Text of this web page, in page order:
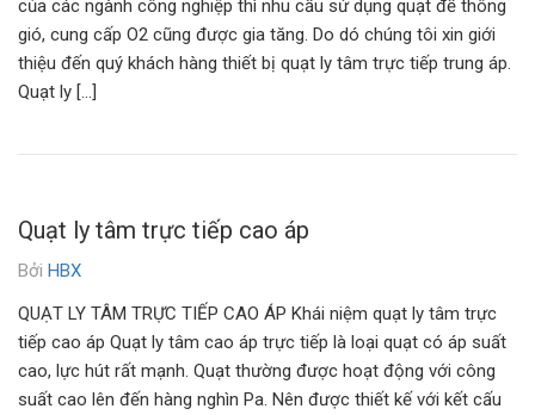
của các ngành công nghiệp thì nhu cầu sử dụng quạt để thông
gió, cung cấp O2 cũng được gia tăng. Do dó chúng tôi xin giới
thiệu đến quý khách hàng thiết bị quạt ly tâm trực tiếp trung áp.
Quạt ly […]
Quạt ly tâm trực tiếp cao áp
Bởi HBX
QUẠT LY TÂM TRỰC TIẾP CAO ÁP Khái niệm quạt ly tâm trực
tiếp cao áp Quạt ly tâm cao áp trực tiếp là loại quạt có áp suất
cao, lực hút rất mạnh. Quạt thường được hoạt động với công
suất cao lên đến hàng nghìn Pa. Nên được thiết kế với kết cấu